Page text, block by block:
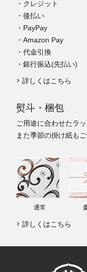
・クレジット
・後払い
・PayPay
・Amazon Pay
・代金引換
・銀行振込(先払い)
詳しくはこちら
熨斗・梱包
ご用途に合わせたラ
また季節の掛け紙も
通常
詳しくはこちら